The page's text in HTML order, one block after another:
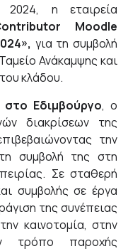
η εταιρεία
Moodle
για τη συμβολή
Ανάκαμψης και
κλάδου.
Εδιμβούργο, ο
διακρίσεων της
την
συμβολή της στη
Σε σταθερή
συμβολής σε έργα
της συνέπειας
καινοτομία, στην
τρόπο παροχής